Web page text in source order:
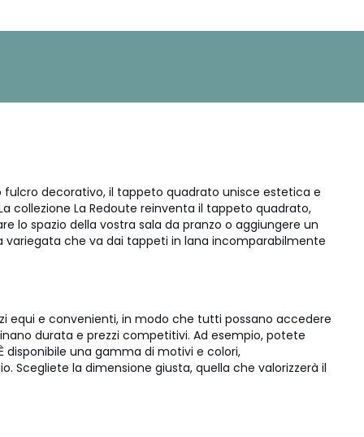
decorativo, il tappeto quadrato unisce estetica e
collezione La Redoute reinventa il tappeto quadrato,
spazio della vostra sala da pranzo o aggiungere un
che va dai tappeti in lana incomparabilmente
equi e convenienti, in modo che tutti possano accedere
durata e prezzi competitivi. Ad esempio, potete
una gamma di motivi e colori,
Scegliete la dimensione giusta, quella che valorizzerà il